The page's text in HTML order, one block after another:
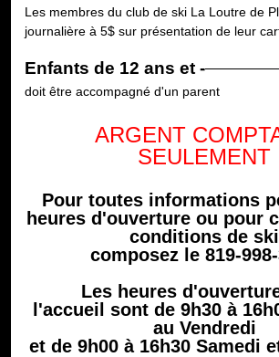
Les membres du club de ski La Loutre de
journalière à 5$ sur présentation de leur
Enfants de 12 ans et -
doit être accompagné d'un parent
ARGENT
SEULEMENT
Pour toutes informations
heures d'ouverture ou pour
conditions de ski
composez le 819-
Les heures
l'accueil sont de 9h30 à
au Vendredi
et de 9h00 à 16h30 Samedi